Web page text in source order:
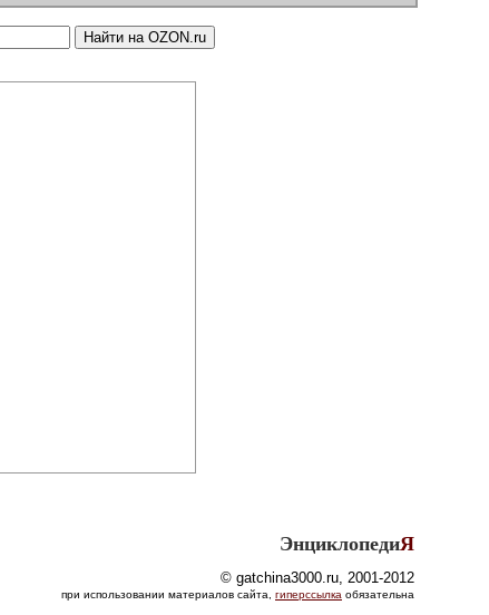
ЭнциклопедиЯ
© gatchina3000.ru, 2001-2012
при использовании материалов сайта, гиперссылка обязательна